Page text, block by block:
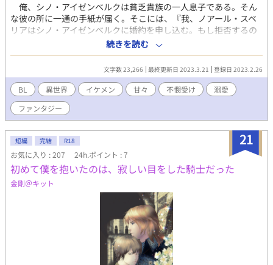
俺、シノ・アイゼンベルクは貧乏貴族の一人息子である。そん
な彼の所に一通の手紙が届く。そこには、『我、ノアール・スベ
リアはシノ・アイゼンベルクに婚約を申し込む。もし拒否するの
であればスベリア家を敵に回すと思え』と書かれたものが届く。
婚約を拒否する訳にはいかず、ノアールの婚約者となった
が、、、 聞いていた噂と彼は違いすぎる？！噂ではノアール・
スベリアは氷のように冷たい雰囲気をもち、誰にも興味を示さず
笑顔を見せない男。しかし、めちゃくちゃイケメンで夜会では貴
族のご令嬢をメロメロにしているという噂である。しかし、ノア
ールはシノにデレデレのようで、、？！ デレデレイケメン宰相
×自己肯定感皆無不憫所長 作者はメンタル弱々人間です<(_ _)>
面白いと思われた方はお気に入り登録して頂けると大変作者の励
みになります。感想貰えると泣いて喜びます。また、番外編で何
か書いて欲しいストーリーなどあれば感想によろしくお願いしま
す！
続きを読む
文字数 23,266 最終更新日 2023.3.21 登録日 2023.2.26
BL 異世界 イケメン 甘々 不憫受け
溺愛
ファンタジー
21
短編 完結 R18
お気に入り : 207 24h.ポイント : 7
初めて僕を抱いたのは、寂しい目をした騎士だった
金剛＠キット